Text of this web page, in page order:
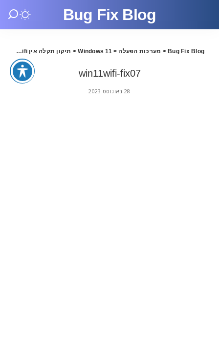
Bug Fix Blog
Bug Fix Blog
> מערכות הפעלה >
Windows 11
> תיקון תקלה אין wifi בווינדוס 11
win11wifi-fix07
28 באוגוסט 2023